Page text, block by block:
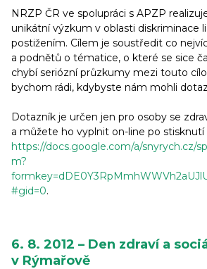
NRZP ČR ve spolupráci s APZP
unikátní výzkum v oblasti diskriminace
postižením. Cílem je soustředit co
a podnětů o tématice, o které se sice
chybí seriózní průzkumy mezi touto
bychom rádi, kdybyste nám mohli
Dotazník je určen jen pro osoby se
a můžete ho vyplnit on-line po
https://docs.google.com/a/snyrych.cz/
m?
#gid=0.
6. 8. 2012 – Den zdraví a
v Rýmařově